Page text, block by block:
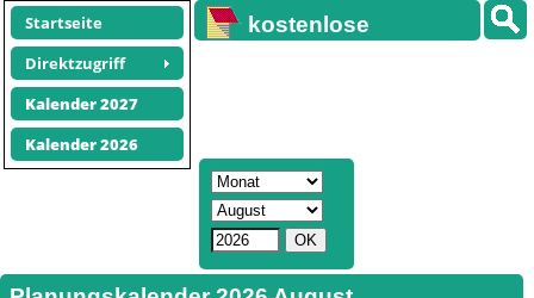
Startseite
Direktzugriff
Kalender 2027
Kalender 2026
kostenlose